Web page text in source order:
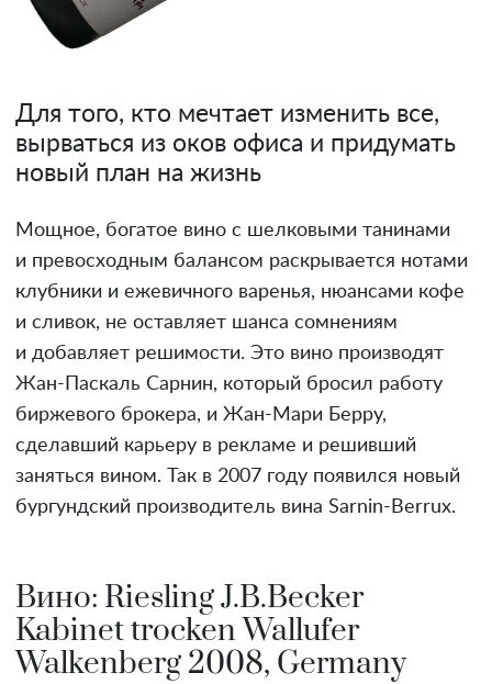
Для того, кто мечтает изменить все,
вырваться из оков офиса и придумать
новый план на жизнь
Мощное, богатое вино с шелковыми танинами
и превосходным балансом раскрывается нотами
клубники и ежевичного варенья, нюансами кофе
и сливок, не оставляет шанса сомнениям
и добавляет решимости. Это вино производят
Жан-Паскаль Сарнин, который бросил работу
биржевого брокера, и Жан-Мари Берру,
сделавший карьеру в рекламе и решивший
заняться вином. Так в 2007 году появился новый
бургундский производитель вина Sarnin-Berrux.
Вино: Riesling J.B.Becker
Kabinet trocken Wallufer
Walkenberg 2008, Germany